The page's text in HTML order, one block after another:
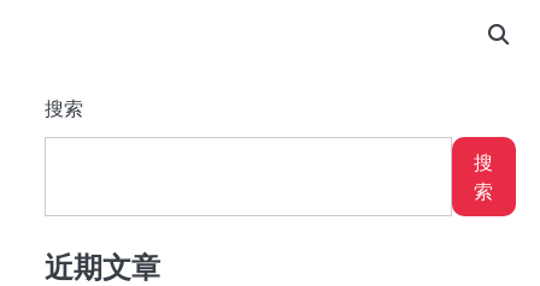
搜索
搜
索
近期文章